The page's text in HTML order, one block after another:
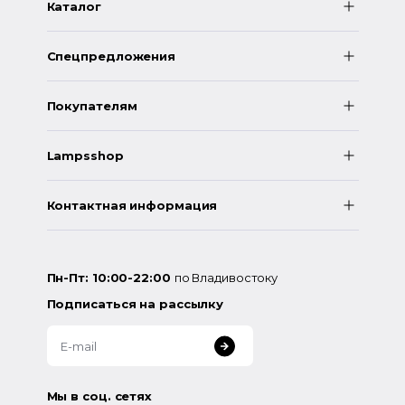
Каталог
Спецпредложения
Покупателям
Lampsshop
Контактная информация
Пн-Пт: 10:00-22:00 по Владивостоку
Подписаться на рассылку
Мы в соц. сетях